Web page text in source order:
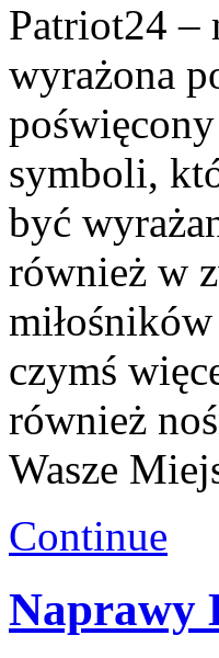
Patriot24 –
wyrażona
symboli,
być
również w
czymś
również
Wasze
Continue
Naprawy